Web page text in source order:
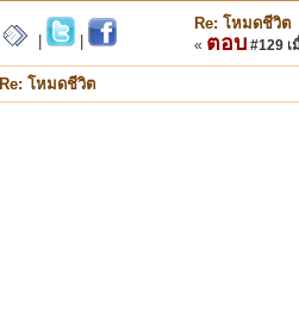
Re: โหมดชีวิต
« ตอบ #129 เ
Re: โหมดชีวิต